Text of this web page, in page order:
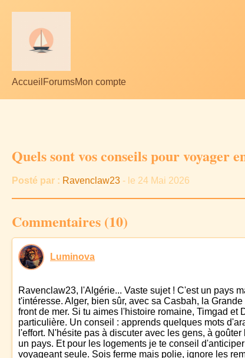
Accueil ForumsMon compte
Quels sont vos conseils pour voyager
Posté par : Ravenclaw23 - le 24 Mai 2026
Commentaires (10)
Luminova
Ravenclaw23, l'Algérie... Vaste sujet ! C'est un pays
t'intéresse. Alger, bien sûr, avec sa Casbah, la
front de mer. Si tu aimes l'histoire romaine, Timgad
particulière. Un conseil : apprends quelques mots
l'effort. N'hésite pas à discuter avec les gens, à
un pays. Et pour les logements je te conseil
voyageant seule. Sois ferme mais polie, ignore les